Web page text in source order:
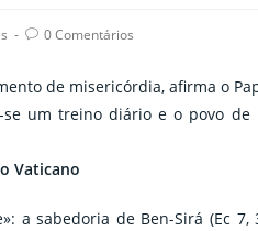
Post0 Comentários
de misericórdia, afirma o
um treino diário e o povo
Vaticano
a sabedoria de Ben-Sirá (Ec